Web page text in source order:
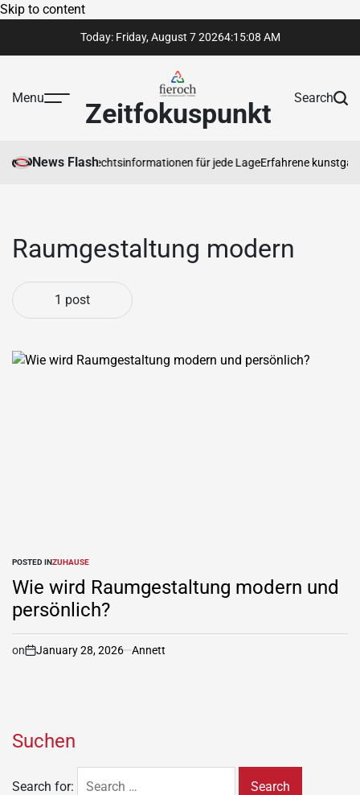
Skip to content
Today: Friday, August 7 20264:15:08 AM
Menu Zeitfokuspunkt Search
News FlashRechtsinformationen für jede LageErfahrene
Raumgestaltung modern
1 post
POSTED INZUHAUSE
Wie wird Raumgestaltung modern und
persönlich?
on January 28, 2026 Annett
Suchen
Search for: